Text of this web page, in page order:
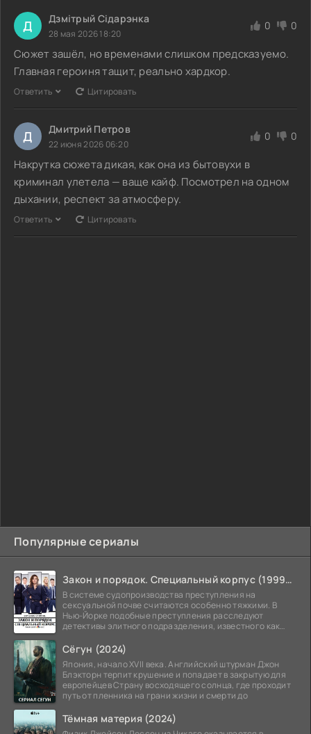
Популярные сериалы
Закон и порядок. Специальный корпус (1999-2026)
В системе судопроизводства преступления на
сексуальной почве считаются особенно тяжкими. В
Нью-Йорке подобные преступления расследуют
детективы элитного подразделения, известного как
Сёгун (2024)
Япония, начало XVII века. Английский штурман Джон
Блэкторн терпит крушение и попадает в закрытую для
европейцев Страну восходящего солнца, где проходит
путь от пленника на грани жизни и смерти до
Тёмная материя (2024)
Д Дзмітрый Сідарэнка
28 мая 2026 18:20
0 0
Сюжет зашёл, но временами слишком предсказуемо.
Главная героиня тащит, реально хардкор.
Ответить Цитировать
Д Дмитрий Петров
22 июня 2026 06:20
0 0
Накрутка сюжета дикая, как она из бытовухи в
криминал улетела — ваще кайф. Посмотрел на одном
дыхании, респект за атмосферу.
Ответить Цитировать